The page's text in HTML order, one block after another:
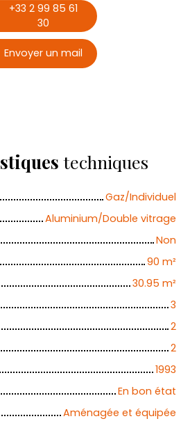
+33 2 99 85 61
30
Envoyer un mail
techniques
Gaz/Individuel
Aluminium/Double vitrage
Non
90 m²
30.95 m²
3
2
2
1993
En bon état
Aménagée et équipée